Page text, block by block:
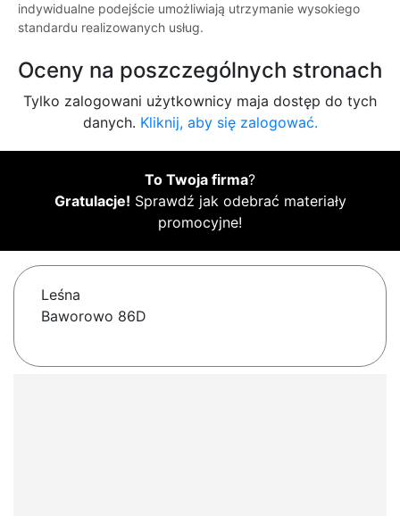
indywidualne podejście umożliwiają utrzymanie wysokiego
standardu realizowanych usług.
Oceny na poszczególnych stronach
Tylko zalogowani użytkownicy maja dostęp do tych
danych. Kliknij, aby się zalogować.
To Twoja firma?
Gratulacje! Sprawdź jak odebrać materiały
promocyjne!
Leśna
Baworowo 86D